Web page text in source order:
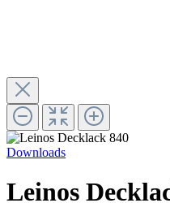
Downloads
Leinos